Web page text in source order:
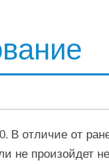
В отличие от
не произойдет